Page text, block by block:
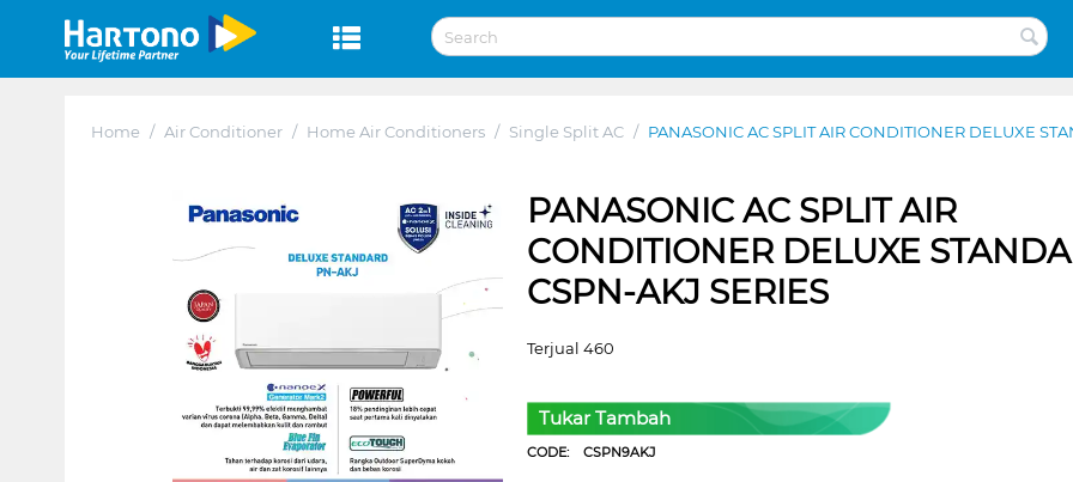
Home / Air Conditioner / Home Air Conditioners / Single Split AC / PANASONIC AC SPLIT AIR CONDITIONER DELUXE
PANASONIC AC SPLIT AIR
CONDITIONER DELUXE
CSPN-AKJ SERIES
Terjual 460
Tukar Tambah
CODE:CSPN9AKJ